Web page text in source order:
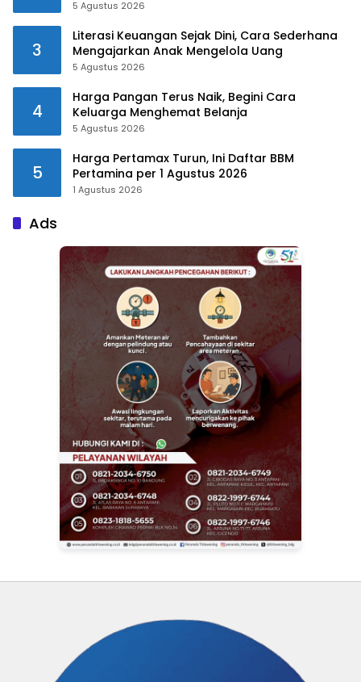
5 Agustus 2026
3
Literasi Keuangan Sejak Dini, Cara Sederhana
Mengajarkan Anak Mengelola Uang
5 Agustus 2026
4
Harga Pangan Terus Naik, Begini Cara
Keluarga Menghemat Belanja
5 Agustus 2026
5
Harga Pertamax Turun, Ini Daftar BBM
Pertamina per 1 Agustus 2026
1 Agustus 2026
Ads